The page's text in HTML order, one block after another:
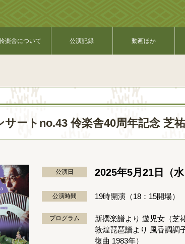
楽舎について 公演記録 動画ほか
サートno.43 伶楽舎40周年記念 芝
公演日 2025年5月21日（水
公演時間 19時開演（18：15開場）
プログラム
新撰楽譜より 遊児女（芝
敦煌琵琶譜より 風香調調
復曲 1983年）